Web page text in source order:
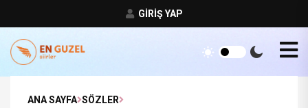
GIRIŞ YAP
ANA SAYFA SÖZLER